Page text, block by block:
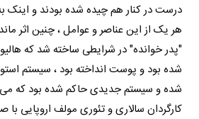
درست در کنار هم چیده شده بودند و اینک
هر یک از این عناصر و عوامل ، چنین اثر
"پدر خوانده" در شرایطی ساخته شد که
شده بود و پوست انداخته بود ، سیستم
شده و سیستم جدیدی حاکم شده بود که
کارگردان سالاری و تئوری مولف اروپایی